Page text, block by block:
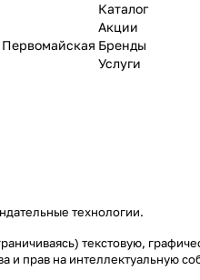
Каталог
Акции
Бренды
Услуги
технологии.
текстовую,
и прав на